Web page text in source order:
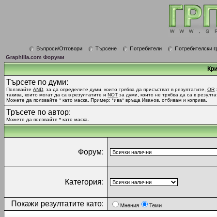
Въпроси/Отговори Търсене Потребители
Потребителски
Graphilla.com Форуми
Търсете по думи:
Ползвайте AND , за да определите думи, които трябва да присъстват в резултатите, OR
такива, които могат да са в резултатите и NOT за думи, които не трябва да са в
Можете да ползвайте * като маска. Пример: *ива* връща Иванов, отбивам и коприва.
Тръсете по автор:
Можете да ползвайте * като маска.
Форум:
Категория:
Покажи резултатите като: Мнения Теми